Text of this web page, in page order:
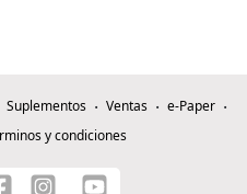
Suplementos Ventas
e-Paper
y condiciones